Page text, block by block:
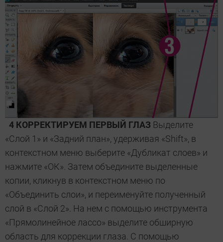
4 КОРРЕКТИРУЕМ ПЕРВЫЙ ГЛАЗ Выделите
«Слой 1» и «Задний план», удерживая «Shift», в
контекстном меню выберите «Дубликат слоев» и
нажмите «ОК». Затем объедините выделенные
копии, кликнув в контекстном меню по
«Объединить слои», и переименуйте полученный
слой в «Слой 2». На нем с помощью инструмента
«Прямолинейное лассо» выделите обширную
область для коррекции глаза. С помощью